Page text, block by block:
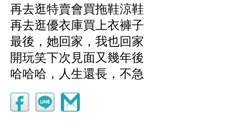
再去逛特賣會買拖鞋涼鞋
再去逛優衣庫買上衣褲子
最後，她回家，我也回家
開玩笑下次見面又幾年後
哈哈哈，人生還長，不急